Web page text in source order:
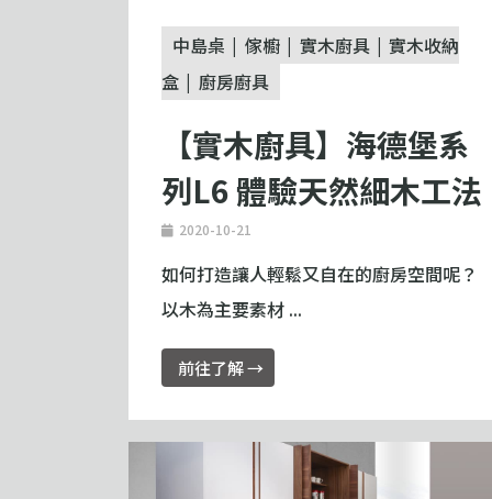
中島桌 傢櫥 實木廚具
實木收納
盒
廚房廚具
【實木廚具】海德堡系
列L6 體驗天然細木工法
2020-10-21
如何打造讓人輕鬆又自在的廚房空間呢？
以木為主要素材 ...
前往了解 →